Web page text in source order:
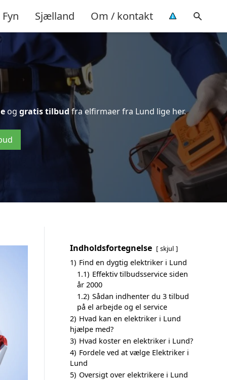
Fyn Sjælland Om / kontakt
og gratis tilbud fra elfirmaer fra Lund lige her.
Indholdsfortegnelse skjul
1) Find en dygtig elektriker i Lund
1.1) Effektiv tilbudsservice siden
år 2000
1.2) Sådan indhenter du 3 tilbud
på el arbejde og el service
2) Hvad kan en elektriker i Lund
hjælpe med?
3) Hvad koster en elektriker i Lund?
4) Fordele ved at vælge Elektriker i
Lund
5) Oversigt over elektrikere i Lund